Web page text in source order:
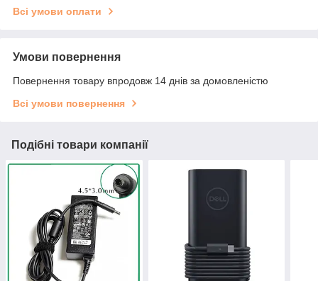
Всі умови оплати
Умови повернення
Повернення товару впродовж 14 днів за домовленістю
Всі умови повернення
Подібні товари компанії